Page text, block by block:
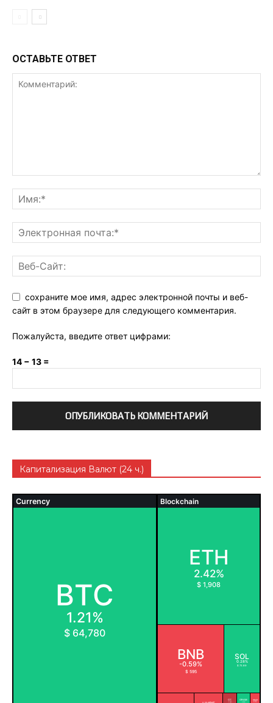
ОСТАВЬТЕ ОТВЕТ
сохраните мое имя, адрес электронной почты и веб-
сайт в этом браузере для следующего комментария.
Пожалуйста, введите ответ цифрами:
14 − 13 =
Капитализация Валют (24 ч.)